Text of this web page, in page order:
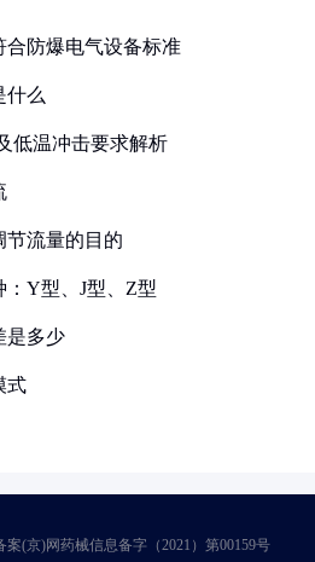
合防爆电气设备标准
什么
低温冲击要求解析
节流量的目的
Y型、J型、Z型
是多少
式
(京)网药械信息备字（2021）第00159号